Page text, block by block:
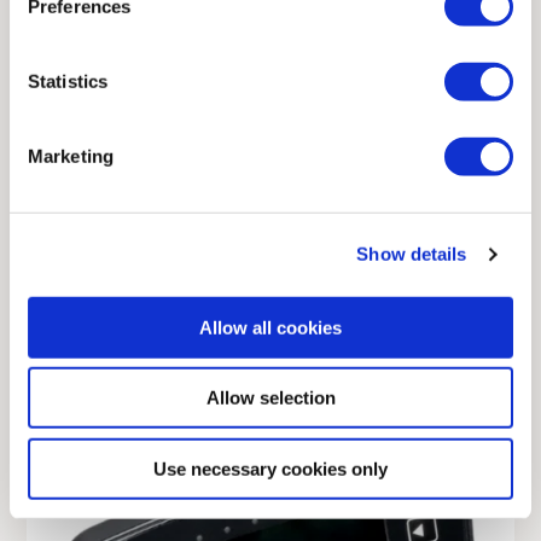
Preferences
Statistics
Marketing
Show details
Allow all cookies
Allow selection
Use necessary cookies only
MODUŁ RADIOWY
Pasmo pojedyncze: 2,4 GHz
Moduł nadawczo-odbiorczy do nadajnika,